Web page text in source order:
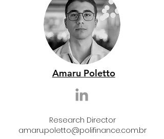
Amaru Poletto
Research Director
amaru.poletto@polifinance.com.br